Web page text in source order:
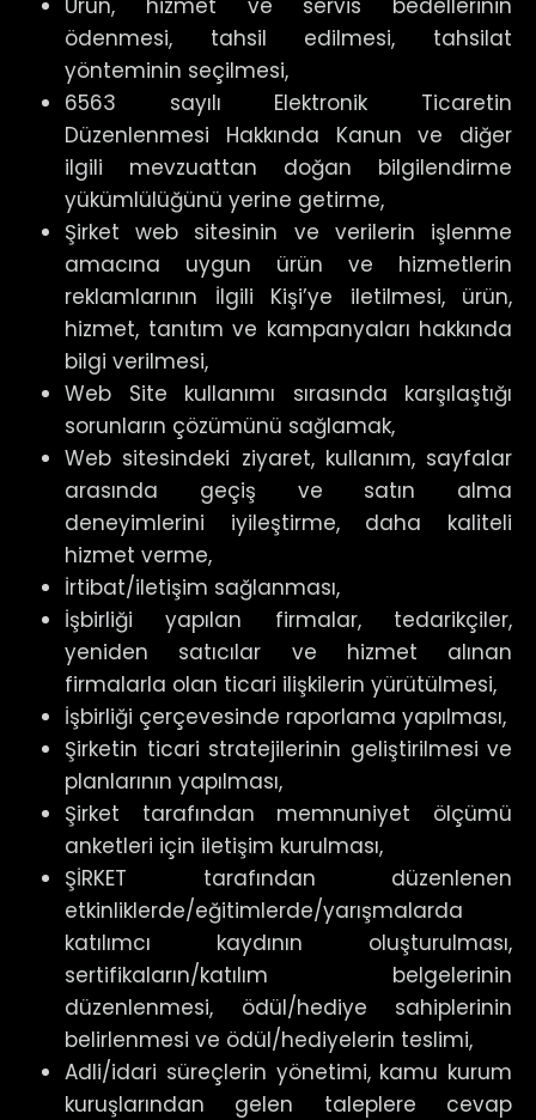
ödenmesi, tahsil edilmesi, tahsilat
yönteminin seçilmesi,
6563 sayılı Elektronik Ticaretin
Düzenlenmesi Hakkında Kanun ve diğer
ilgili mevzuattan doğan bilgilendirme
yükümlülüğünü yerine getirme,
Şirket web sitesinin ve verilerin işlenme
amacına uygun ürün ve hizmetlerin
reklamlarının İlgili Kişi’ye iletilmesi, ürün,
hizmet, tanıtım ve kampanyaları hakkında
bilgi verilmesi,
Web Site kullanımı sırasında karşılaştığı
sorunların çözümünü sağlamak,
Web sitesindeki ziyaret, kullanım, sayfalar
arasında geçiş ve satın alma
deneyimlerini iyileştirme, daha kaliteli
hizmet verme,
İrtibat/iletişim sağlanması,
İşbirliği yapılan firmalar, tedarikçiler,
yeniden satıcılar ve hizmet alınan
firmalarla olan ticari ilişkilerin yürütülmesi,
İşbirliği çerçevesinde raporlama yapılması,
Şirketin ticari stratejilerinin geliştirilmesi ve
planlarının yapılması,
Şirket tarafından memnuniyet ölçümü
anketleri için iletişim kurulması,
ŞİRKET tarafından düzenlenen
etkinliklerde/eğitimlerde/yarışmalarda
katılımcı kaydının oluşturulması,
sertifikaların/katılım belgelerinin
düzenlenmesi, ödül/hediye sahiplerinin
belirlenmesi ve ödül/hediyelerin teslimi,
Adli/idari süreçlerin yönetimi, kamu kurum
kuruşlarından gelen taleplere cevap